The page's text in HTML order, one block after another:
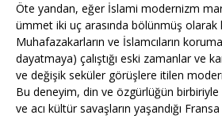
Öte yandan, eğer İslami modernizm
ümmet iki uç arasında bölünmüş olarak
Muhafazakarların ve İslamcıların
dayatmaya) çalıştığı eski zamanlar ve
ve değişik seküler görüşlere itilen
Bu deneyim, din ve özgürlüğün birbiriyle
ve acı kültür savaşların yaşandığı